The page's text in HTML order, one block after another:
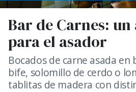
Bar de Carnes: un
para el asador
Bocados de carne asada
bife, solomillo de cerdo o
tablitas de madera con